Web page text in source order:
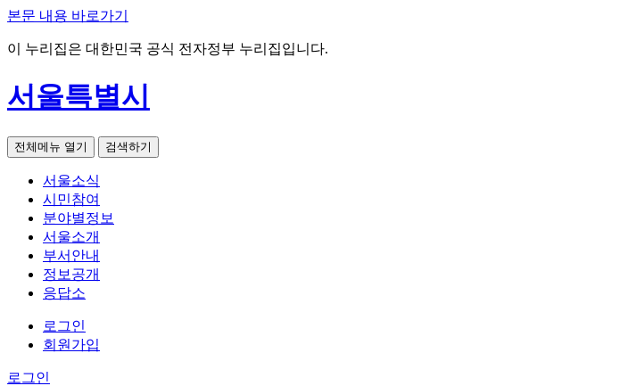
본문 내용 바로가기
이 누리집은 대한민국 공식 전자정부 누리집입니다.
서울특별시
전체메뉴 열기 검색하기
서울소식
시민참여
분야별정보
서울소개
부서안내
정보공개
응답소
로그인
회원가입
로그인